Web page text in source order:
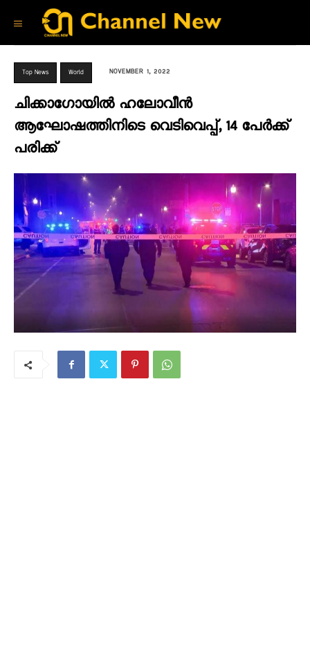
Top News World NOVEMBER 1, 2022
ചിക്കാഗോയിൽ ഹലോവീൻ
ആഘോഷത്തിനിടെ വെടിവെപ്പ്, 14 പേർക്ക്
പരിക്ക്